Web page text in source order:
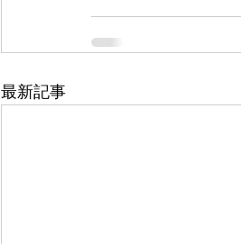
最新記事